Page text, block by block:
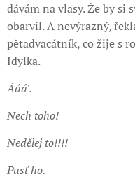
dávám na vlasy. Že by si
obarvil. A nevýrazný,
pětadvacátník, co žije s
Idylka.
Ááá'.
Nech toho!
Nedělej to!!!!
Pusť ho.